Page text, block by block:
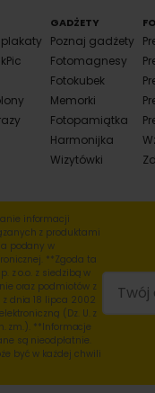
plakaty
GADŻETY
Poznaj gadżety
Fotomagnesy
Fotokubek
Memorki
Fotopamiątka
Harmonijka
Wizytówki
informacji
z produktami
podany w
**Zgoda ta
z o.o. z siedzibą w
oraz podmiotów z
dnia 18 lipca 2002
(Dz. U. z
zm.). **Informacje
są nieodpłatnie.
być w każdej chwili